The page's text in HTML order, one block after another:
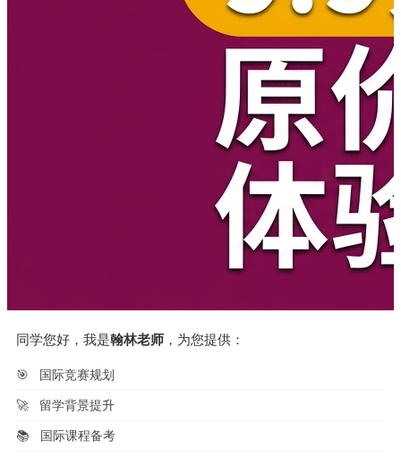
同学您好，我是翰林老师 ，为您提供：
🎯 国际竞赛规划
🚀 留学背景提升
📚 国际课程备考